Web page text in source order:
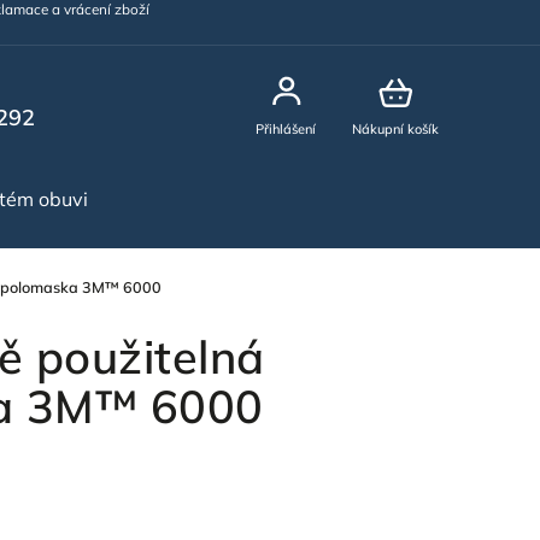
a vrácení zboží
Nákupní košík
Přihlášení
obuvi
3M™ 6000
použitelná
3M™ 6000